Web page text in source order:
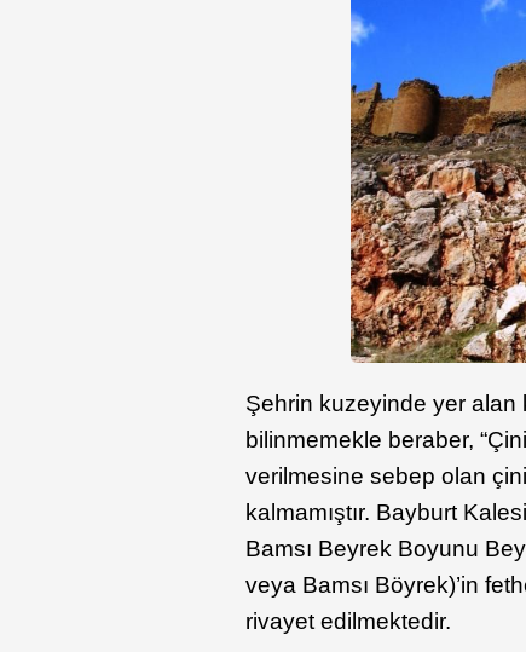
Şehrin kuzeyinde yer alan
bilinmemekle beraber,
verilmesine sebep olan
kalmamıştır. Bayburt
Bamsı Beyrek Boyunu
veya Bamsı Böyrek)’in
rivayet edilmektedir.